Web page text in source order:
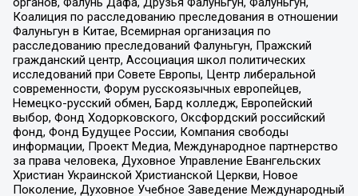
Коалиция по расследованию преследования в отношении
Фалуньгун в Китае, Всемирная организация по
расследованию преследований Фалуньгун, Пражский
гражданский центр, Ассоциация школ политических
исследований при Совете Европы, Центр либеральной
современности, Форум русскоязычных европейцев,
Немецко-русский обмен, Бард колледж, Европейский
выбор, Фонд Ходорковского, Оксфордский российский
фонд, Фонд Будущее России, Компания свободы
информации, Проект Медиа, Международное партнерство
за права человека, Духовное Управление Евангельских
Христиан Украинской Христианской Церкви, Новое
Поколение, Духовное Учебное Заведение Международный